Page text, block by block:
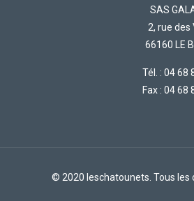
SAS
2, rue des
66160 LE
Tél. : 04 68
Fax : 04 68
© 2020 leschatounets. Tous les